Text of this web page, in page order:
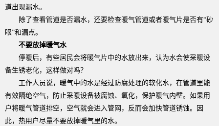
道出现漏水。
除了查看管道是否漏水，还要检查暖气管道或者暖气片是否有“砂
眼”和漏点。
不要放掉暖气水
停暖后，有些居民会将暖气片中的水放出来，认为水会使采暖设
备生锈老化，这样做对吗？
工作人员说，暖气中的水是经过防腐处理的软化水，在管道里能
有效隔绝空气，防止采暖设备被腐蚀、氧化，保护暖气内壁。如果用
户将暖气管道排空，空气就会进入管网，反而会加快管道锈蚀。因
此，热用户尽量不要放掉暖气里的水。